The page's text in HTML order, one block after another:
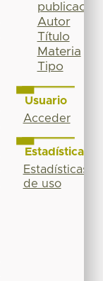
publicación
Autor
Título
Materia
Tipo
Usuario
Acceder
Estadísticas
Estadísticas
de uso